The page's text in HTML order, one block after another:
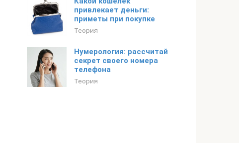
привлекает деньги:
приметы при покупке
Теория
Нумерология: рассчитай
секрет своего номера
телефона
Теория